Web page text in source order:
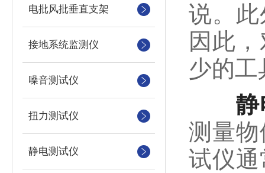
电批风批垂直支架
接地系统监测仪
噪音测试仪
扭力测试仪
静电测试仪
说。
因此
少的工
静
测量
试仪